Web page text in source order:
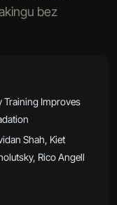
bez
Training Improves
Shah, Kiet
Rico Angell